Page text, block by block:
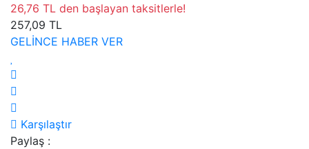
26,76 TL den başlayan taksitlerle!
257,09 TL
GELİNCE HABER VER
Karşılaştır
Paylaş :